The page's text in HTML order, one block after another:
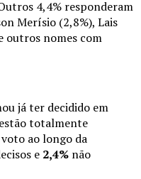
4,4% responderam
Merísio (2,8%), Lais
outros nomes com
já ter decidido em
estão totalmente
ao longo da
e 2,4% não